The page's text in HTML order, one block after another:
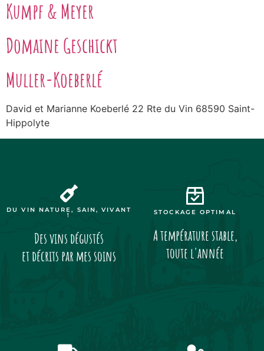
Kumpf & Meyer
Domaine Geschickt
Muller-Koeberlé
David et Marianne Koeberlé 22 Rte du Vin 68590 Saint-
Hippolyte
DU VIN NATURE, SAIN, VIVANT
!
Des vins dégustés
et décrits par mes soins
STOCKAGE OPTIMAL
A température stable,
toute l'année